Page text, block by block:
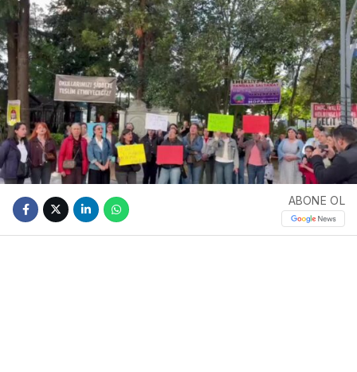
ABONE OL